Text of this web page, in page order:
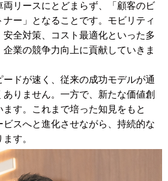
両リースにとどまらず、「顧客のビ
ー」となることです。モビリティ
安全対策、コスト最適化といった多
業の競争力向上に貢献していきま
ドが速く、従来の成功モデルが通
りません。一方で、新たな価値創
す。これまで培った知見をもと
スへと進化させながら、持続的な
す。